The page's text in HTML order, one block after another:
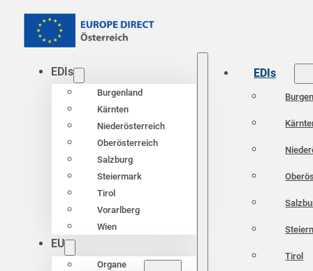
EDIs
Burgenland
Kärnten
Niederösterreich
Oberösterreich
Salzburg
Steiermark
Tirol
Vorarlberg
Wien
EU
Organe
EDIs
Tirol